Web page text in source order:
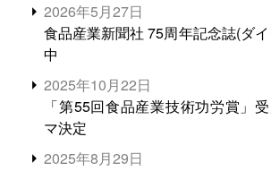
2026年5月27日
食品産業新聞社 75周年記念誌(ダ
中
2025年10月22日
「第55回食品産業技術功労賞」
マ決定
2025年8月29日